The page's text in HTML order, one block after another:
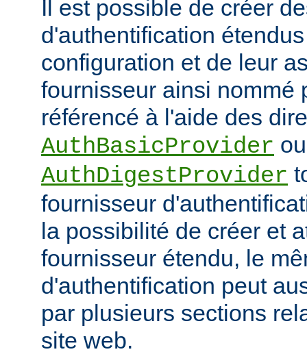
Il est possible de créer
d'authentification
configuration et de leur
fournisseur ainsi nommé
référencé à l'aide des
AuthBasicProvider ou
AuthDigestProvider
fournisseur
la possibilité de créer et
fournisseur étendu, le
d'authentification peut
par plusieurs sections
site web.